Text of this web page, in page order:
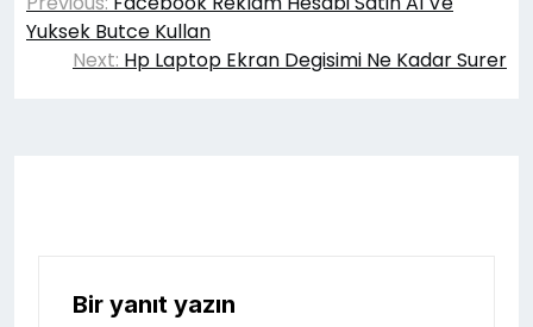
gezinmesi
Yuksek Butce Kullan
Next: Hp Laptop Ekran Degisimi Ne Kadar Surer
Bir yanıt yazın